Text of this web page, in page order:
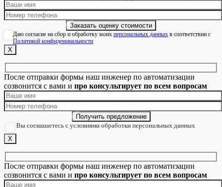
Даю согласие на сбор и обработку моих персональных данных в соответствии с
Политикой конфиденциальности
Х
После отправки формы наш инженер по автоматизации
созвонится с вами и про консультирует по всем вопросам
Вы соглашаетесь с условиями обработки персональных данных
Х
После отправки формы наш инженер по автоматизации
созвонится с вами и про консультирует по всем вопросам